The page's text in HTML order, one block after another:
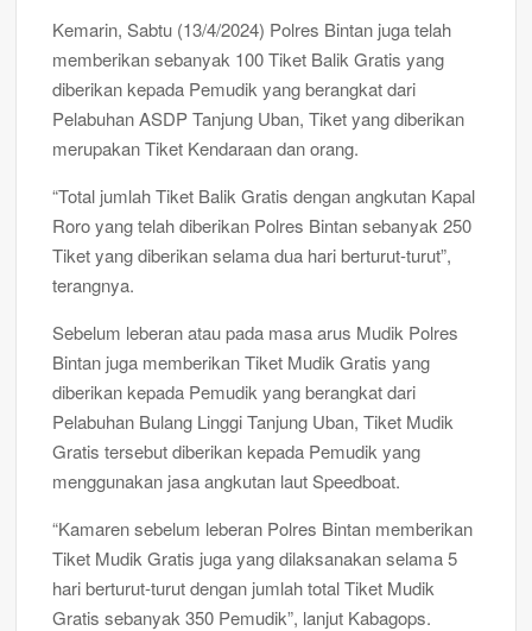
Kemarin, Sabtu (13/4/2024) Polres Bintan juga telah
memberikan sebanyak 100 Tiket Balik Gratis yang
diberikan kepada Pemudik yang berangkat dari
Pelabuhan ASDP Tanjung Uban, Tiket yang diberikan
merupakan Tiket Kendaraan dan orang.
“Total jumlah Tiket Balik Gratis dengan angkutan Kapal
Roro yang telah diberikan Polres Bintan sebanyak 250
Tiket yang diberikan selama dua hari berturut-turut”,
terangnya.
Sebelum leberan atau pada masa arus Mudik Polres
Bintan juga memberikan Tiket Mudik Gratis yang
diberikan kepada Pemudik yang berangkat dari
Pelabuhan Bulang Linggi Tanjung Uban, Tiket Mudik
Gratis tersebut diberikan kepada Pemudik yang
menggunakan jasa angkutan laut Speedboat.
“Kamaren sebelum leberan Polres Bintan memberikan
Tiket Mudik Gratis juga yang dilaksanakan selama 5
hari berturut-turut dengan jumlah total Tiket Mudik
Gratis sebanyak 350 Pemudik”, lanjut Kabagops.